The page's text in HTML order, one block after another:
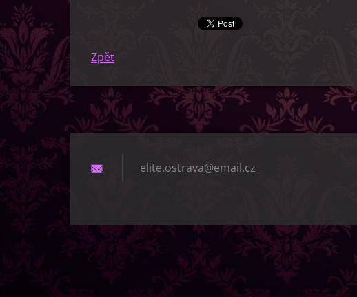
Zpět
elite.ostrava@email.cz